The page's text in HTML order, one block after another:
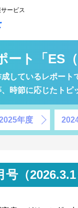
ービス
ート「ES
しているレポート
時節に応じたトピ
年度
号（